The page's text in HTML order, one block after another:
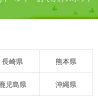
長崎県 熊本県
鹿児島県 沖縄県